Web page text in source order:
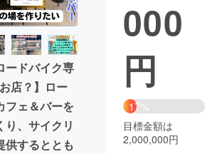
ス・起業 チャレンジ
くり・地域活性化
for Social Good
CAMPFIRE Creation
ふるさと納税 machi-ya コミュニティ
ードバイク専
店？】ロー
フェ＆バーを
り、サイクリ
供するととも
000
円
17%
目標金額は
2,000,000円